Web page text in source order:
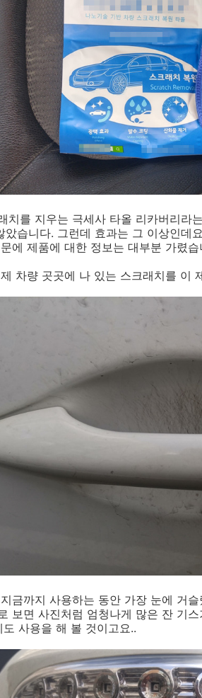
치를 지우는 극세사 타올 리카버리라
았습니다. 그런데 효과는 그 이상인데
에 제품에 대한 정보는 대부분 가렸습
차량 곳곳에 나 있는 스크래치를 이
금까지 사용하는 동안 가장 눈에 거
보면 사진처럼 엄청나게 많은 잔 기
사용을 해 볼 것이고요..